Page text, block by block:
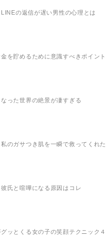
の返信が遅い男性の心理とは
を貯めるために意識すべきポイント
った世界の絶景が凄すぎる
私のガサつき肌を一瞬で救ってくれた
氏と喧嘩になる原因はコレ
ッとくる女の子の笑顔テクニック４